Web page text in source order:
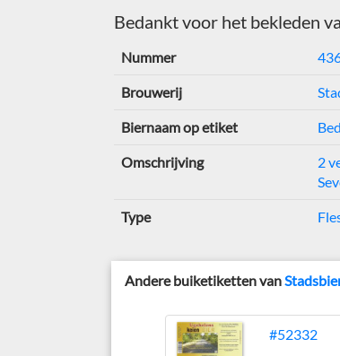
Bedankt voor het bekleden
Nummer
Brouwerij
Biernaam op etiket
Omschrijving
2
Type
Andere buiketiketten van
#52332